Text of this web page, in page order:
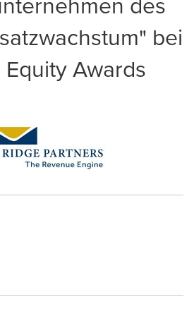
bei
Awards